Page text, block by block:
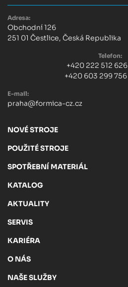
Adresa:
Obchodní 126
251 01 Čestlice, Česká Republika
Telefon:
+420 222 512 626
+420 603 299 756
E-mail:
praha@formica-cz.cz
NOVÉ STROJE
POUŽITÉ STROJE
SPOTŘEBNÍ MATERIÁL
KATALOG
AKTUALITY
SERVIS
KARIÉRA
O NÁS
NAŠE SLUŽBY